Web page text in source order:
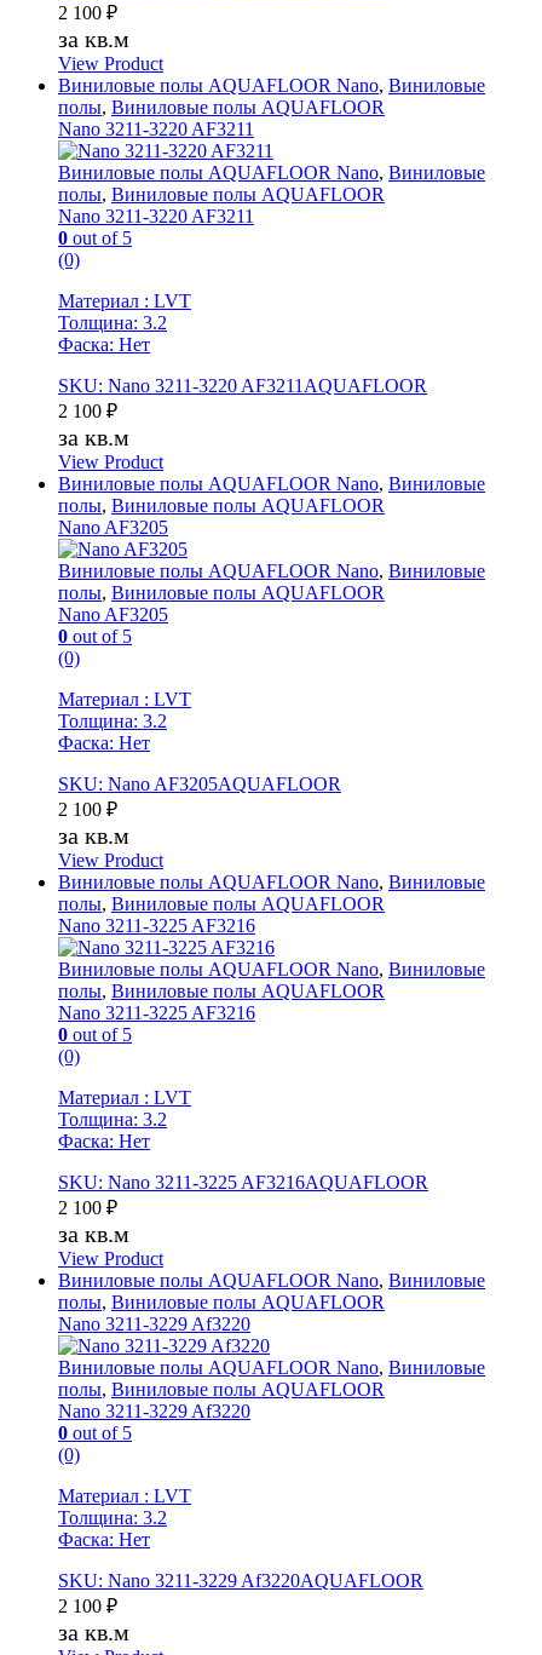
2 100 ₽
за кв.м
View Product
Виниловые полы AQUAFLOOR Nano, Виниловые
полы, Виниловые полы AQUAFLOOR
Nano 3211-3220 AF3211
Виниловые полы AQUAFLOOR Nano, Виниловые
полы, Виниловые полы AQUAFLOOR
Nano 3211-3220 AF3211
0 out of 5
(0)
Материал : LVT
Толщина: 3.2
Фаска: Нет
SKU: Nano 3211-3220 AF3211AQUAFLOOR
2 100 ₽
за кв.м
View Product
Виниловые полы AQUAFLOOR Nano, Виниловые
полы, Виниловые полы AQUAFLOOR
Nano AF3205
Виниловые полы AQUAFLOOR Nano, Виниловые
полы, Виниловые полы AQUAFLOOR
Nano AF3205
0 out of 5
(0)
Материал : LVT
Толщина: 3.2
Фаска: Нет
SKU: Nano AF3205AQUAFLOOR
2 100 ₽
за кв.м
View Product
Виниловые полы AQUAFLOOR Nano, Виниловые
полы, Виниловые полы AQUAFLOOR
Nano 3211-3225 AF3216
Виниловые полы AQUAFLOOR Nano, Виниловые
полы, Виниловые полы AQUAFLOOR
Nano 3211-3225 AF3216
0 out of 5
(0)
Материал : LVT
Толщина: 3.2
Фаска: Нет
SKU: Nano 3211-3225 AF3216AQUAFLOOR
2 100 ₽
за кв.м
View Product
Виниловые полы AQUAFLOOR Nano, Виниловые
полы, Виниловые полы AQUAFLOOR
Nano 3211-3229 Af3220
Виниловые полы AQUAFLOOR Nano, Виниловые
полы, Виниловые полы AQUAFLOOR
Nano 3211-3229 Af3220
0 out of 5
(0)
Материал : LVT
Толщина: 3.2
Фаска: Нет
SKU: Nano 3211-3229 Af3220AQUAFLOOR
2 100 ₽
за кв.м